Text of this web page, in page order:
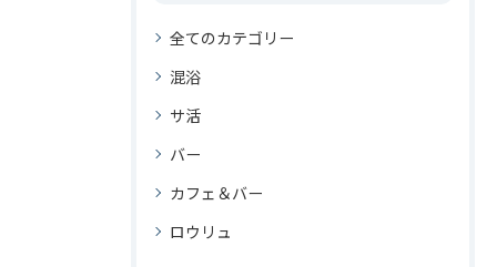
全てのカテゴリー
混浴
サ活
バー
カフェ＆バー
ロウリュ